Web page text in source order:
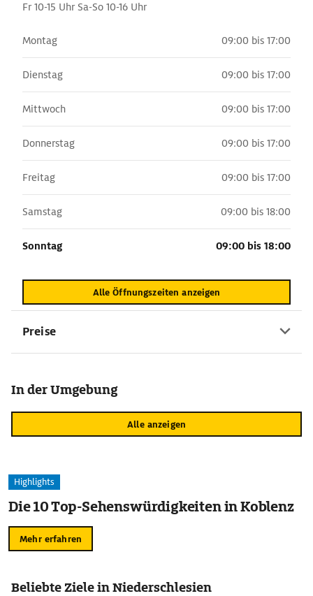
Fr 10-15 Uhr Sa-So 10-16 Uhr
Montag 09:00 bis 17:00
Dienstag 09:00 bis 17:00
Mittwoch 09:00 bis 17:00
Donnerstag 09:00 bis 17:00
Freitag 09:00 bis 17:00
Samstag 09:00 bis 18:00
Sonntag 09:00 bis 18:00
Alle Öffnungszeiten anzeigen
Preise
In der Umgebung
Alle anzeigen
Highlights
Die 10 Top-Sehenswürdigkeiten in Koblenz
Mehr erfahren
Beliebte Ziele in Niederschlesien